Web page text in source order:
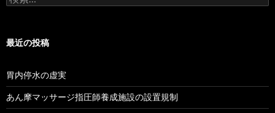
索:
最近の投稿
胃内停水の虚実
あん摩マッサージ指圧師養成施設の設置規制